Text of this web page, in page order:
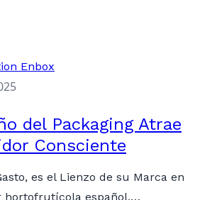
del Packaging Atrae
Consciente
es el Lienzo de su Marca en
hortofrutícola español,…